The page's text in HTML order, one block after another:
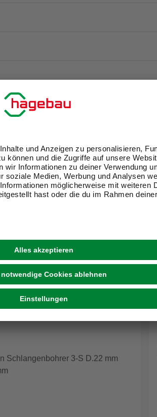
Schlangenbohrer 3-S D.22 mm